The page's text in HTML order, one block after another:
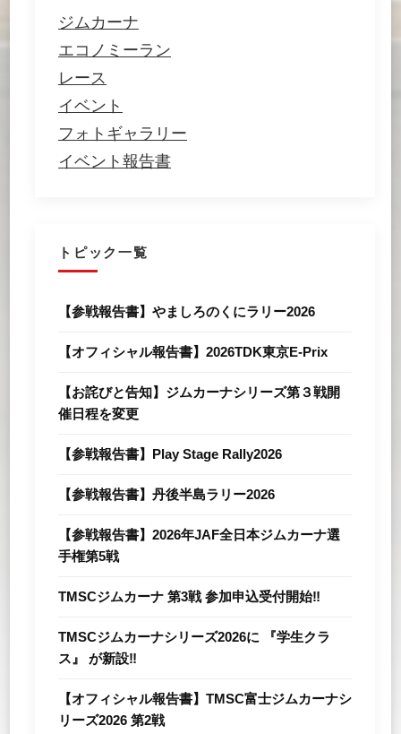
ジムカーナ
エコノミーラン
レース
イベント
フォトギャラリー
イベント報告書
トピック一覧
【参戦報告書】やましろのくにラリー2026
【オフィシャル報告書】2026TDK東京E-Prix
【お詫びと告知】ジムカーナシリーズ第３戦開
催日程を変更
【参戦報告書】Play Stage Rally2026
【参戦報告書】丹後半島ラリー2026
【参戦報告書】2026年JAF全⽇本ジムカーナ選
⼿権第5戦
TMSCジムカーナ 第3戦 参加申込受付開始‼
TMSCジムカーナシリーズ2026に 『学生クラ
ス』 が新設‼
【オフィシャル報告書】TMSC富士ジムカーナシ
リーズ2026 第2戦